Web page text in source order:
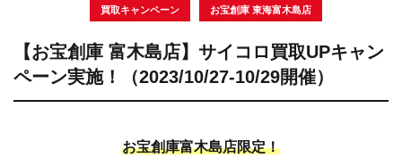
買取キャンペーン お宝創庫 東海富木島店
【お宝創庫 富木島店】サイコロ買取UPキャン
ペーン実施！（2023/10/27-10/29開催）
お宝創庫富木島店限定！